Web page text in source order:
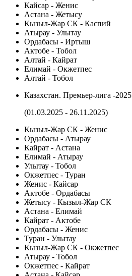
Кайсар - Женис
Астана - Жетысу
Кызыл-Жар СК - Каспий
Атырау - Улытау
Ордабасы - Иртыш
Актобе - Тобол
Алтай - Кайрат
Елимай - Окжетпес
Алтай - Тобол
Казахстан. Премьер-лига -2025
(01.03.2025 - 26.11.2025)
Кызыл-Жар СК - Женис
Ордабасы - Атырау
Кайрат - Астана
Елимай - Атырау
Улытау - Тобол
Окжетпес - Туран
Женис - Кайсар
Актобе - Ордабасы
Жетысу - Кызыл-Жар СК
Астана - Елимай
Кайрат - Актобе
Ордабасы - Женис
Туран - Улытау
Кызыл-Жар СК - Окжетпес
Атырау - Тобол
Окжетпес - Кайрат